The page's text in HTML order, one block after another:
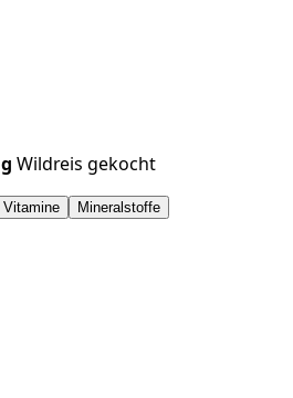
g Wildreis gekocht
Vitamine Mineralstoffe